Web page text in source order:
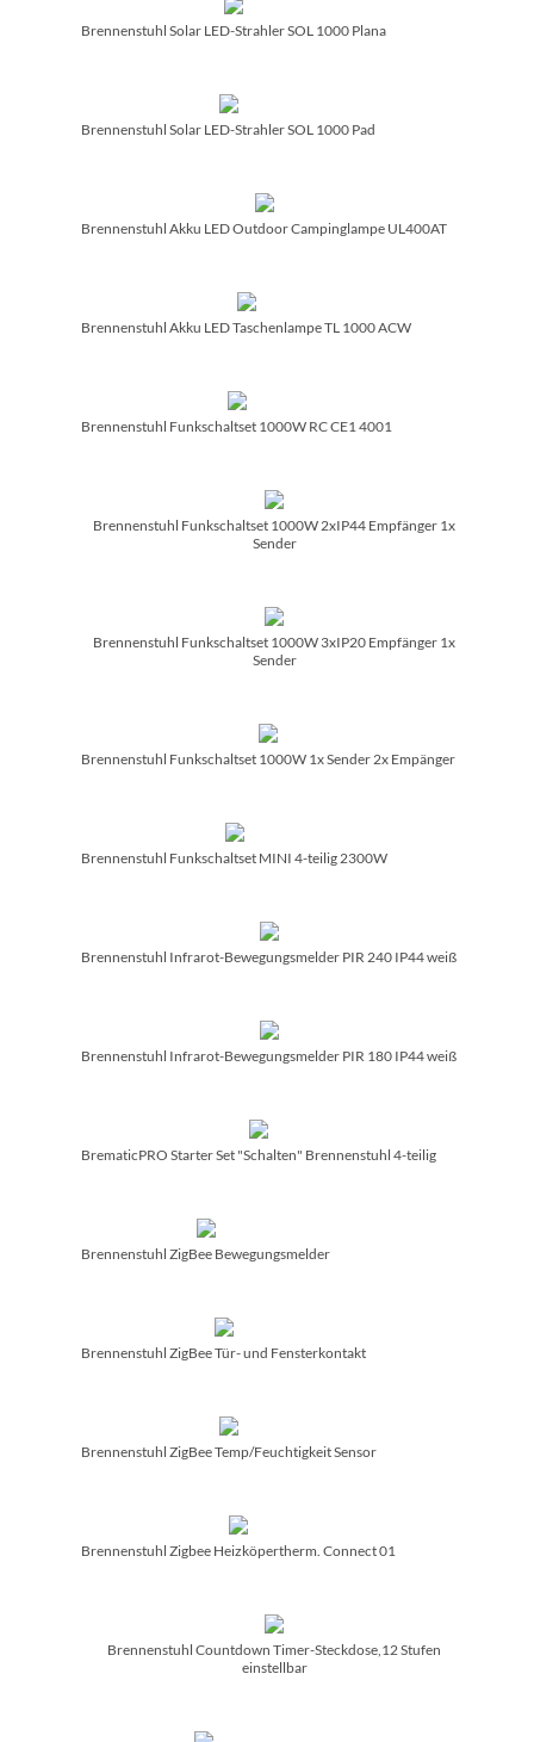
Brennenstuhl Solar LED-Strahler SOL 1000 Plana
Brennenstuhl Solar LED-Strahler SOL 1000 Pad
Brennenstuhl Akku LED Outdoor Campinglampe UL400AT
Brennenstuhl Akku LED Taschenlampe TL 1000 ACW
Brennenstuhl Funkschaltset 1000W RC CE1 4001
Brennenstuhl Funkschaltset 1000W 2xIP44 Empfänger 1x
Sender
Brennenstuhl Funkschaltset 1000W 3xIP20 Empfänger 1x
Sender
Brennenstuhl Funkschaltset 1000W 1x Sender 2x Empänger
Brennenstuhl Funkschaltset MINI 4-teilig 2300W
Brennenstuhl Infrarot-Bewegungsmelder PIR 240 IP44 weiß
Brennenstuhl Infrarot-Bewegungsmelder PIR 180 IP44 weiß
BrematicPRO Starter Set "Schalten" Brennenstuhl 4-teilig
Brennenstuhl ZigBee Bewegungsmelder
Brennenstuhl ZigBee Tür- und Fensterkontakt
Brennenstuhl ZigBee Temp/­Feuchtigkeit Sensor
Brennenstuhl Zigbee Heizköpertherm. Connect 01
Brennenstuhl Countdown Timer-Steckdose,12 Stufen
einstellbar